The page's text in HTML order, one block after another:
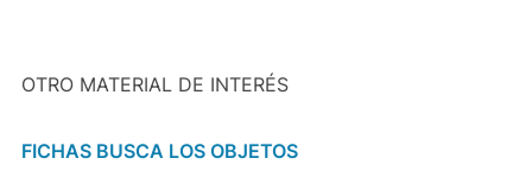
OTRO MATERIAL DE INTERÉS
FICHAS BUSCA LOS OBJETOS